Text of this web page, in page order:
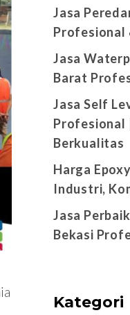
Jasa
Profesional
Jasa
Barat
Jasa Self
Profesional
Berkualitas
Harga
Industri,
Jasa
Bekasi
Kategori